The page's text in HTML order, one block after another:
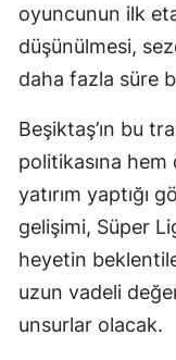
oyuncunun ilk
düşünülmesi,
daha fazla süre
Beşiktaş’ın bu
politikasına
yatırım yaptığı
gelişimi, Süper
heyetin
uzun vadeli
unsurlar olacak.